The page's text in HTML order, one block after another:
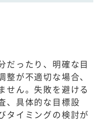
だったり、明確な目
が不適切な場合、
せん。失敗を避ける
、具体的な目標設
タイミングの検討が